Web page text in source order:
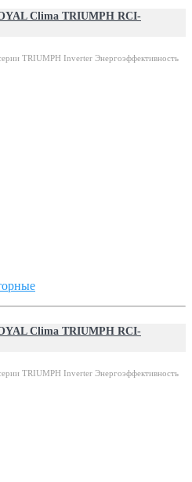
Clima TRIUMPH RCI-
TRIUMPH Inverter Энергоэффективность
Clima TRIUMPH RCI-
TRIUMPH Inverter Энергоэффективность